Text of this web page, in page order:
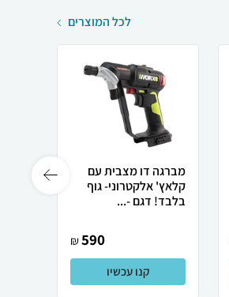
לכל המוצרים
מברגה דו מצבית עם
קלאץ' אלקטרוני- גוף
בלבד! דגם -...
590
₪
קנו עכשיו